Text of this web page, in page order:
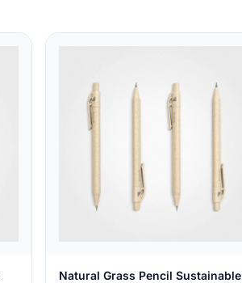
Natural Grass Pencil Sustainable